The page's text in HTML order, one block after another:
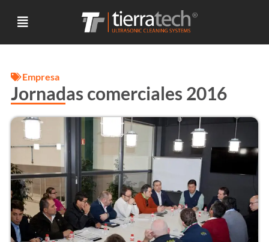
Empresa
Jornadas comerciales 2016